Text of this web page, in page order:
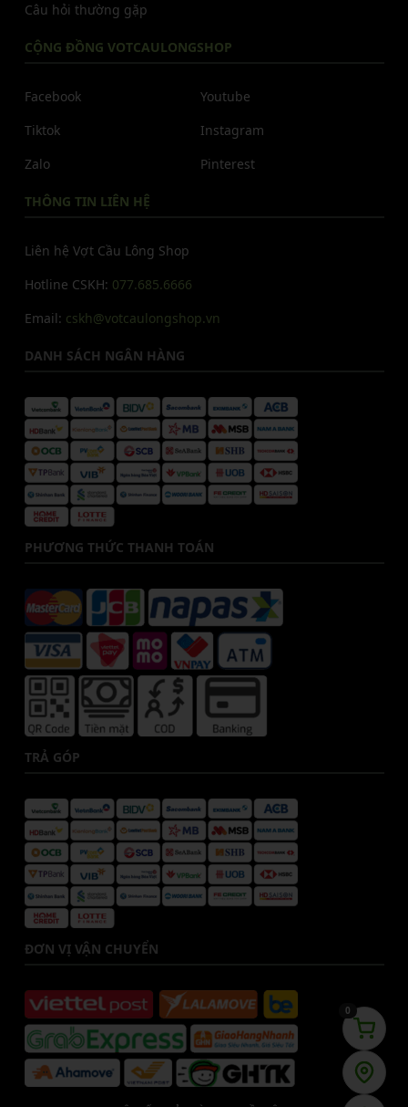
Câu hỏi thường gặp
CỘNG ĐỒNG VOTCAULONGSHOP
Facebook
Tiktok
Zalo
Youtube
Instagram
Pinterest
THÔNG TIN LIÊN HỆ
Liên hệ Vợt Cầu Lông Shop
Hotline CSKH: 077.685.6666
Email: cskh@votcaulongshop.vn
DANH SÁCH NGÂN HÀNG
PHƯƠNG THỨC THANH TOÁN
TRẢ GÓP
ĐƠN VỊ VẬN CHUYỂN
0